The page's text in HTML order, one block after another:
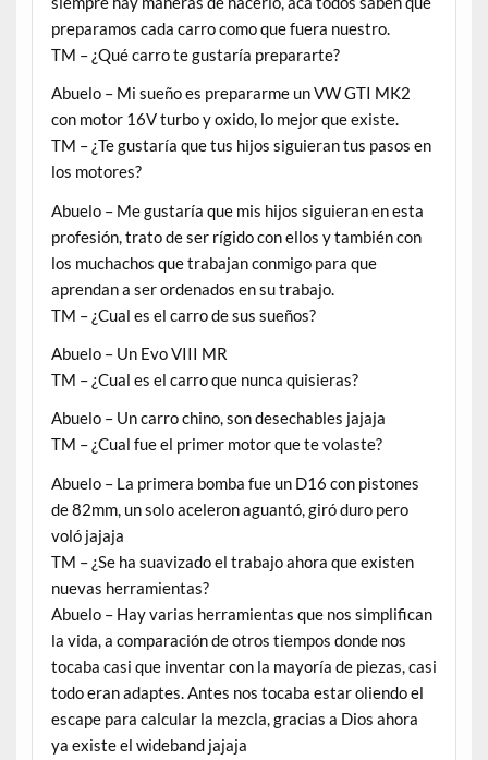
preparamos cada carro como que fuera nuestro.
TM – ¿Qué carro te gustaría prepararte?
Abuelo – Mi sueño es prepararme un VW GTI MK2
con motor 16V turbo y oxido, lo mejor que existe.
TM – ¿Te gustaría que tus hijos siguieran tus pasos en
los motores?
Abuelo – Me gustaría que mis hijos siguieran en esta
profesión, trato de ser rígido con ellos y también con
los muchachos que trabajan conmigo para que
aprendan a ser ordenados en su trabajo.
TM – ¿Cual es el carro de sus sueños?
Abuelo – Un Evo VIII MR
TM – ¿Cual es el carro que nunca quisieras?
Abuelo – Un carro chino, son desechables jajaja
TM – ¿Cual fue el primer motor que te volaste?
Abuelo – La primera bomba fue un D16 con pistones
de 82mm, un solo aceleron aguantó, giró duro pero
voló jajaja
TM – ¿Se ha suavizado el trabajo ahora que existen
nuevas herramientas?
Abuelo – Hay varias herramientas que nos simplifican
la vida, a comparación de otros tiempos donde nos
tocaba casi que inventar con la mayoría de piezas, casi
todo eran adaptes. Antes nos tocaba estar oliendo el
escape para calcular la mezcla, gracias a Dios ahora
ya existe el wideband jajaja